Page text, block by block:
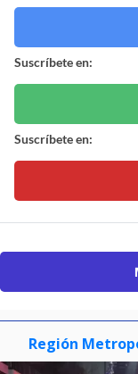
Suscríbete en:
Suscríbete en:
Región